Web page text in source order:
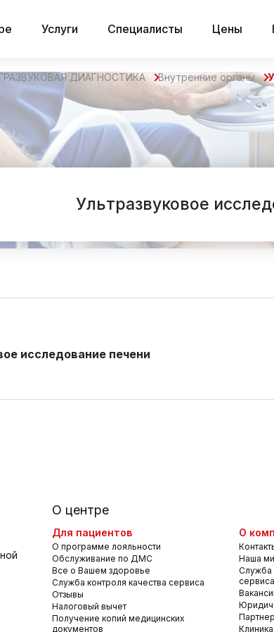
Услуги Специалисты Цены
ДИАГНОСТИКА Внутренние органы
Ультразвуковое
исследование печени
О центре
Для пациентов
О программе лояльности
Обслуживание по ДМС
Все о Вашем здоровье
Служба контроля качества сервиса
Отзывы
Налоговый вычет
Получение копий медицинских
документов
О
Наша
Служба
сервиса